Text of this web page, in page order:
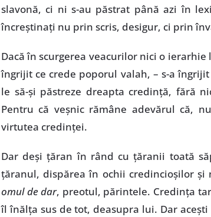
slavonă, ci ni s-au păstrat până azi în
încreştinaţi nu prin scris, desigur, ci prin
Dacă în scurgerea veacurilor nici o
îngrijit ce crede poporul valah, – s-a
le să-şi păstreze dreapta credinţă, fără
Pentru că veşnic rămâne adevărul că,
virtutea credinţei.
Dar deşi ţăran în rând cu ţăranii toată
ţăranul, dispărea în ochii credincioşilor
omul de dar, preotul, părintele. Credinţa
îl înălţa sus de tot, deasupra lui. Dar